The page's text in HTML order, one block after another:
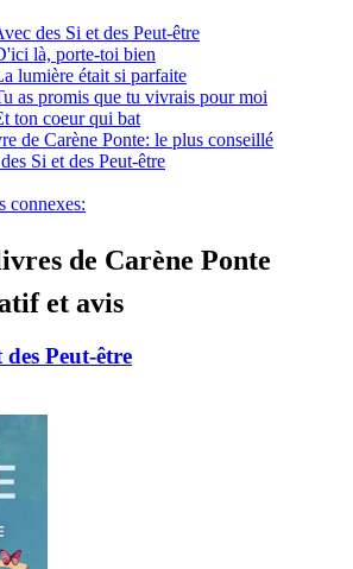
des Si et des Peut-être
là, porte-toi bien
lumière était si parfaite
as promis que tu vivrais pour moi
ton coeur qui bat
de Carène Ponte: le plus conseillé
Si et des Peut-être
connexes:
de Carène Ponte
et avis
des Peut-être